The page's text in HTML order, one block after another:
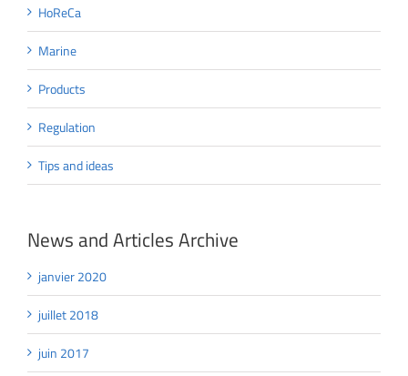
HoReCa
Marine
Products
Regulation
Tips and ideas
News and Articles Archive
janvier 2020
juillet 2018
juin 2017